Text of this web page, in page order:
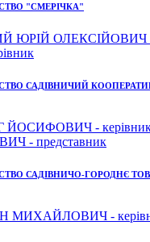
"СМЕРІЧКА"
ЮРІЙ ОЛЕКСІЙОВИЧ
САДІВНИЧИЙ
ЙОСИФОВИЧ -
- представник
САДІВНИЧО-ГОРОДНЄ
-